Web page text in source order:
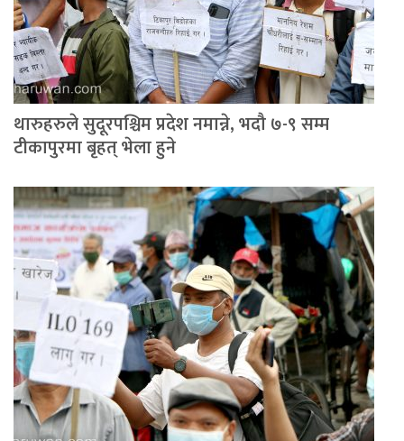
थारुहरुले सुदूरपश्चिम प्रदेश नमान्ने, भदौ ७-९ सम्म
टीकापुरमा बृहत् भेला हुने